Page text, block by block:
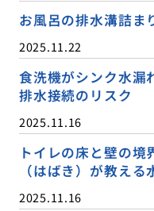
お風呂の排水溝詰ま
2025.11.22
食洗機がシンク水漏
排水接続のリスク
2025.11.16
トイレの床と壁の
（はばき）が教え
2025.11.16